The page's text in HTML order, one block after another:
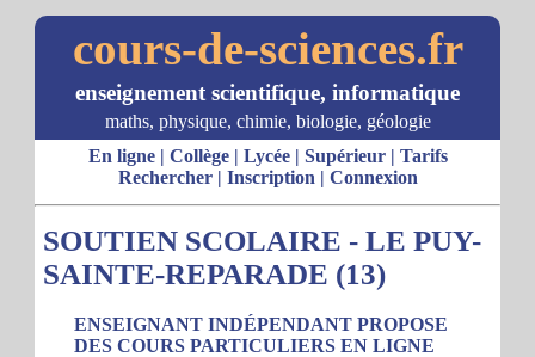
cours-de-sciences.fr
enseignement scientifique, informatique
maths, physique, chimie, biologie, géologie
En ligne| Collège| Lycée| Supérieur| Tarifs
Rechercher| Inscription | Connexion
SOUTIEN SCOLAIRE - LE PUY-
SAINTE-REPARADE (13)
ENSEIGNANT INDÉPENDANT PROPOSE
DES COURS PARTICULIERS EN LIGNE